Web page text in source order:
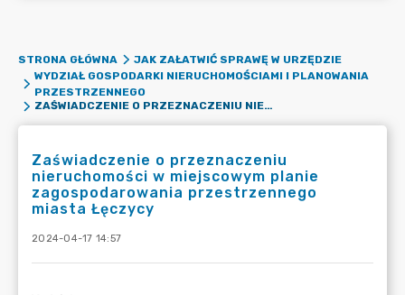
STRONA GŁÓWNA
JAK ZAŁATWIĆ SPRAWĘ W URZĘDZIE
WYDZIAŁ GOSPODARKI NIERUCHOMOŚCIAMI I PLANOWANIA
PRZESTRZENNEGO
ZAŚWIADCZENIE O PRZEZNACZENIU NIERUCHOMOŚCI W MIEJSCOWYM PLANIE ZAGOSPODAROWANIA PRZESTRZENNEGO MIASTA ŁĘCZYCY
Zaświadczenie o przeznaczeniu
nieruchomości w miejscowym planie
zagospodarowania przestrzennego
miasta Łęczycy
2024-04-17 14:57